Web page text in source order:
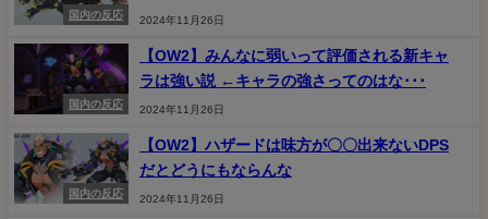
国内の反応
2024年11月26日
国内の反応
【OW2】みんなに弱いって評価される新キャ
ラは強い説 ←キャラの強さってのはな･･･
2024年11月26日
国内の反応
【OW2】ハザードは味方が〇〇出来ないDPS
だとどうにもならんな
2024年11月26日